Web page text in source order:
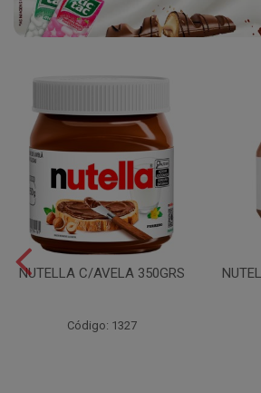
NUTELLA C/AVELA 350GRS
Código: 1327